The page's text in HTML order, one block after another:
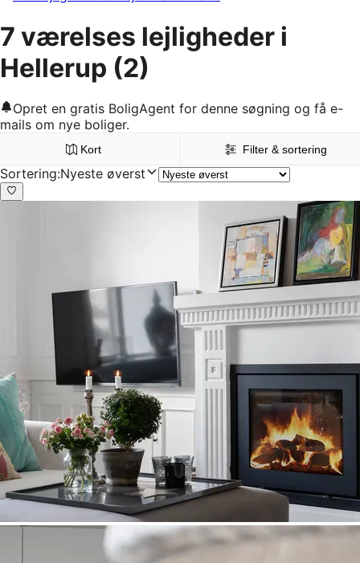
7 værelses lejligheder i
Hellerup (2)
Opret en gratis BoligAgent for denne søgning og få e-
mails om nye boliger.
Kort Filter & sortering
Sortering:Nyeste øverst